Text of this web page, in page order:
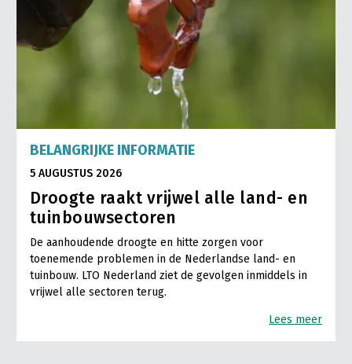
BELANGRIJKE INFORMATIE
5 AUGUSTUS 2026
Droogte raakt vrijwel alle land- en
tuinbouwsectoren
De aanhoudende droogte en hitte zorgen voor
toenemende problemen in de Nederlandse land- en
tuinbouw. LTO Nederland ziet de gevolgen inmiddels in
vrijwel alle sectoren terug.
Lees meer